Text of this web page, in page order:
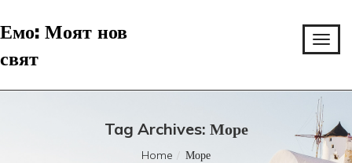
Емо: Моят нов
свят
Tag Archives: Море
Home Море